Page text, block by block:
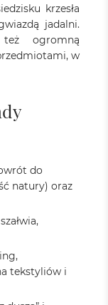
krzesła
jadalni.
ogromną
w
do
natury) oraz
tekstyliów i